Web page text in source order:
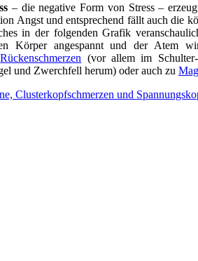
– die negative Form von Stress –
Angst und entsprechend fällt auch die
in der folgenden Grafik
Körper angespannt und der Atem
Rückenschmerzen (vor allem im Schulter-
und Zwerchfell herum) oder auch zu
Clusterkopfschmerzen und